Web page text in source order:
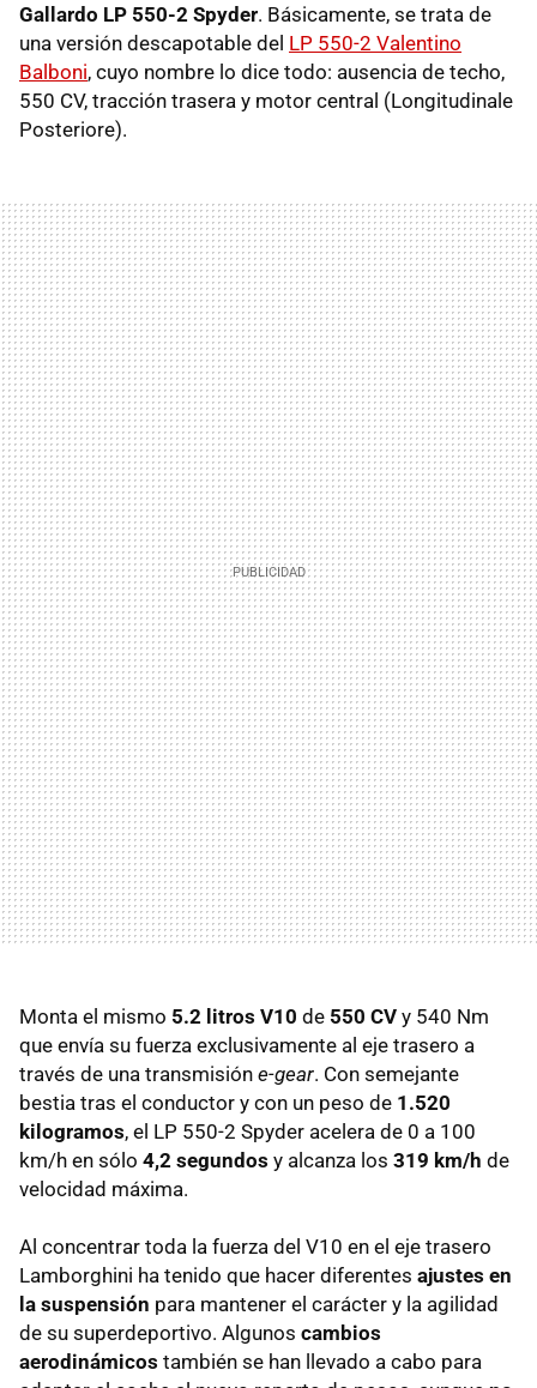
Gallardo LP 550-2 Spyder. Básicamente, se trata de
una versión descapotable del LP 550-2 Valentino
Balboni, cuyo nombre lo dice todo: ausencia de techo,
550 CV, tracción trasera y motor central (Longitudinale
Posteriore).
Monta el mismo 5.2 litros V10 de 550 CV y 540 Nm
que envía su fuerza exclusivamente al eje trasero a
través de una transmisión e-gear. Con semejante
bestia tras el conductor y con un peso de 1.520
kilogramos, el LP 550-2 Spyder acelera de 0 a 100
km/h en sólo 4,2 segundos y alcanza los 319 km/h de
velocidad máxima.
Al concentrar toda la fuerza del V10 en el eje trasero
Lamborghini ha tenido que hacer diferentes ajustes en
la suspensión para mantener el carácter y la agilidad
de su superdeportivo. Algunos cambios
aerodinámicos también se han llevado a cabo para